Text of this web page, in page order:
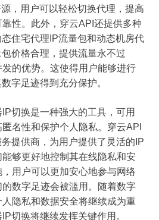
源，用户可以轻松切换代理，提高
性。此外，穿云API还提供多种
住宅代理IP流量包和动态机房代
价格合理，提供流量永不过
的优势。这使得用户能够进行
字足迹得到充分保护。
换是一种强大的工具，可用
名性和保护个人隐私。穿云API
提供商，为用户提供了灵活的IP
够更好地控制其在线隐私和安
用户可以更加安心地参与网络
数字足迹会被滥用。随着数字
隐私和数据安全将继续成为重
切换将继续发挥关键作用。